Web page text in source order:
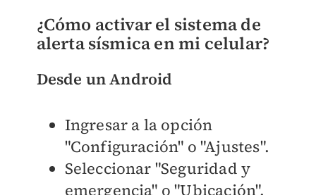
¿Cómo activar el sistema de
alerta sísmica en mi celular?
Desde un Android
Ingresar a la opción
"Configuración" o "Ajustes".
Seleccionar "Seguridad y
emergencia" o "Ubicación".